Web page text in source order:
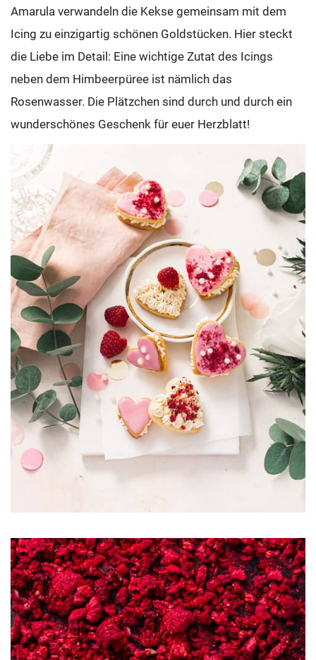
Amarula verwandeln die Kekse gemeinsam mit dem
Icing zu einzigartig schönen Goldstücken. Hier steckt
die Liebe im Detail: Eine wichtige Zutat des Icings
neben dem Himbeerpüree ist nämlich das
Rosenwasser. Die Plätzchen sind durch und durch ein
wunderschönes Geschenk für euer Herzblatt!